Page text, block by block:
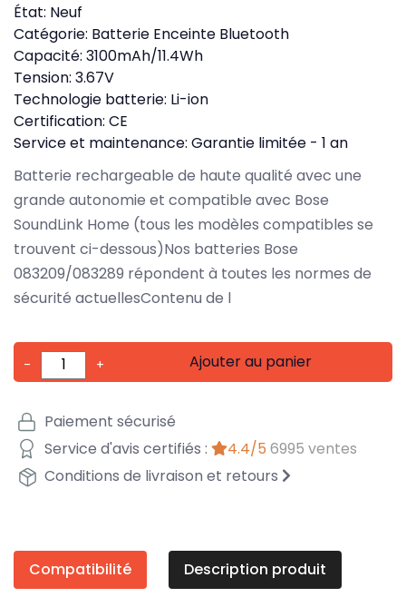
État: Neuf
Catégorie: Batterie Enceinte Bluetooth
Capacité: 3100mAh/11.4Wh
Tension: 3.67V
Technologie batterie: Li-ion
Certification: CE
Service et maintenance: Garantie limitée - 1 an
Batterie rechargeable de haute qualité avec une
grande autonomie et compatible avec Bose
SoundLink Home (tous les modèles compatibles se
trouvent ci-dessous)Nos batteries Bose
083209/083289 répondent à toutes les normes de
sécurité actuellesContenu de l
- + Ajouter au panier
Paiement sécurisé
Service d'avis certifiés :
4.4/5 6995 ventes
Conditions de livraison et retours
Compatibilité Description produit